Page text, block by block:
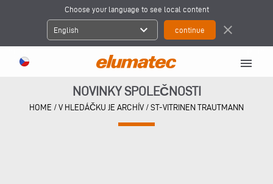
Choose your language to see local content
English expand_more close
menu
NOVINKY SPOLEČNOSTI
HOME / V HLEDÁČKU JE ARCHÍV / ST-VITRINEN TRAUTMANN